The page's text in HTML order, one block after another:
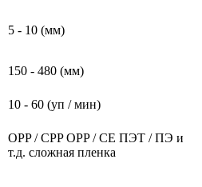
5 - 10 (мм)
150 - 480 (мм)
10 - 60 (уп / мин)
OPP / CPP OPP / CE ПЭТ / ПЭ и
т.д. сложная пленка